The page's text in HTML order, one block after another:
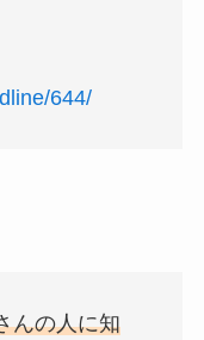
644/
んの人に知